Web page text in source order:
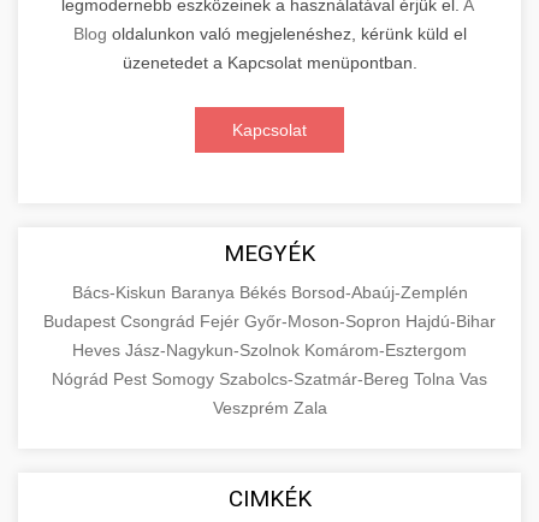
legmodernebb eszközeinek a használatával érjük el. A
Blog oldalunkon való megjelenéshez, kérünk küld el
üzenetedet a Kapcsolat menüpontban.
Kapcsolat
MEGYÉK
Bács-Kiskun Baranya Békés Borsod-Abaúj-Zemplén
Budapest Csongrád Fejér Győr-Moson-Sopron Hajdú-Bihar
Heves Jász-Nagykun-Szolnok Komárom-Esztergom
Nógrád Pest Somogy Szabolcs-Szatmár-Bereg Tolna Vas
Veszprém Zala
CIMKÉK